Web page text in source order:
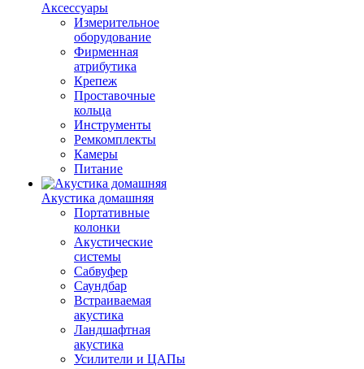
Аксессуары
Измерительное
оборудование
Фирменная
атрибутика
Крепеж
Проставочные
кольца
Инструменты
Ремкомплекты
Камеры
Питание
Акустика домашняя
Портативные
колонки
Акустические
системы
Сабвуфер
Саундбар
Встраиваемая
акустика
Ландшафтная
акустика
Усилители и ЦАПы